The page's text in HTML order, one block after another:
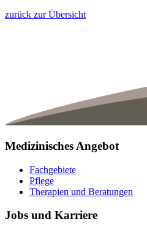
zurück zur Übersicht
Medizinisches Angebot
Fachgebiete
Pflege
Therapien und Beratungen
Jobs und Karriere